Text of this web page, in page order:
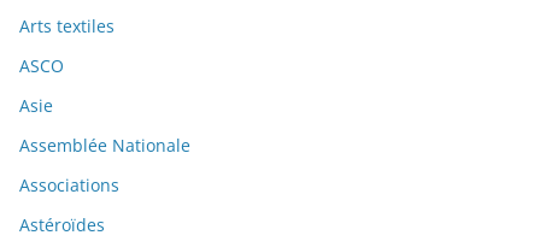
Arts textiles
ASCO
Asie
Assemblée Nationale
Associations
Astéroïdes